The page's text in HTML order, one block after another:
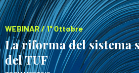
WEBINAR / 1° Ottobre
La riforma del sistema
del TUF